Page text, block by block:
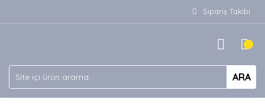
Sipariş Takibi
ARA